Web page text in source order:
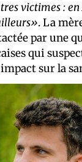
victimes :
. La
par une
qui
sur la